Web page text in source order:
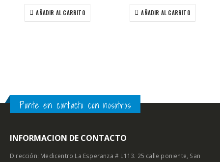
AÑADIR AL CARRITO AÑADIR AL CARRITO
Ponte en contacto con nosotros
INFORMACION DE CONTACTO
Dirección: Medicentro La Esperanza # L113. 25 calle poniente, San